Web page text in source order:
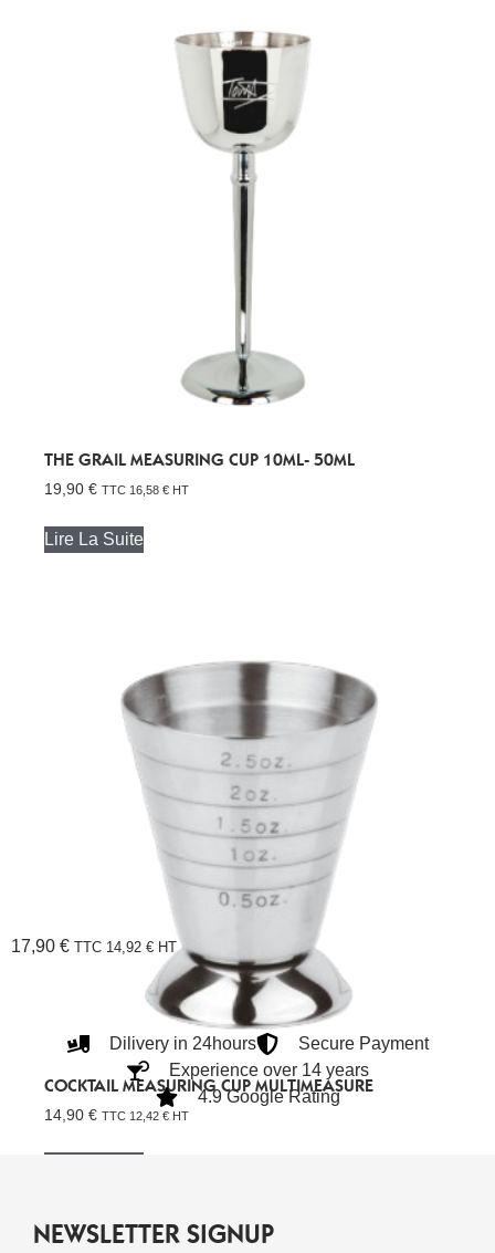
THE GRAIL MEASURING CUP 10ML- 50ML
19,90 € TTC 16,58 € HT
Lire La Suite
COCKTAIL MEASURING CUP MULTIMEASURE
14,90 € TTC 12,42 € HT
17,90 € TTC 14,92 € HT
Dilivery in 24hours
Secure Payment
Experience over 14 years
4.9 Google Rating
NEWSLETTER SIGNUP